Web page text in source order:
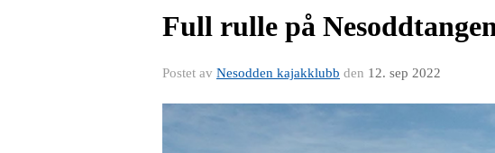
Full rulle på
Postet av Nesodden kajakklubb den 12. sep 2022